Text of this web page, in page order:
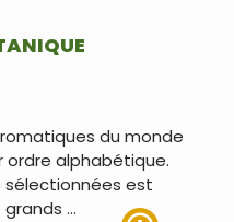
du monde
alphabétique.
sélectionnées est
…